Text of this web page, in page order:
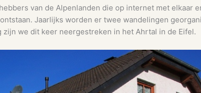
van de Alpenlanden die op internet met elkaar
Jaarlijks worden er twee wandelingen
zijn we dit keer neergestreken in het Ahrtal in de Eifel.